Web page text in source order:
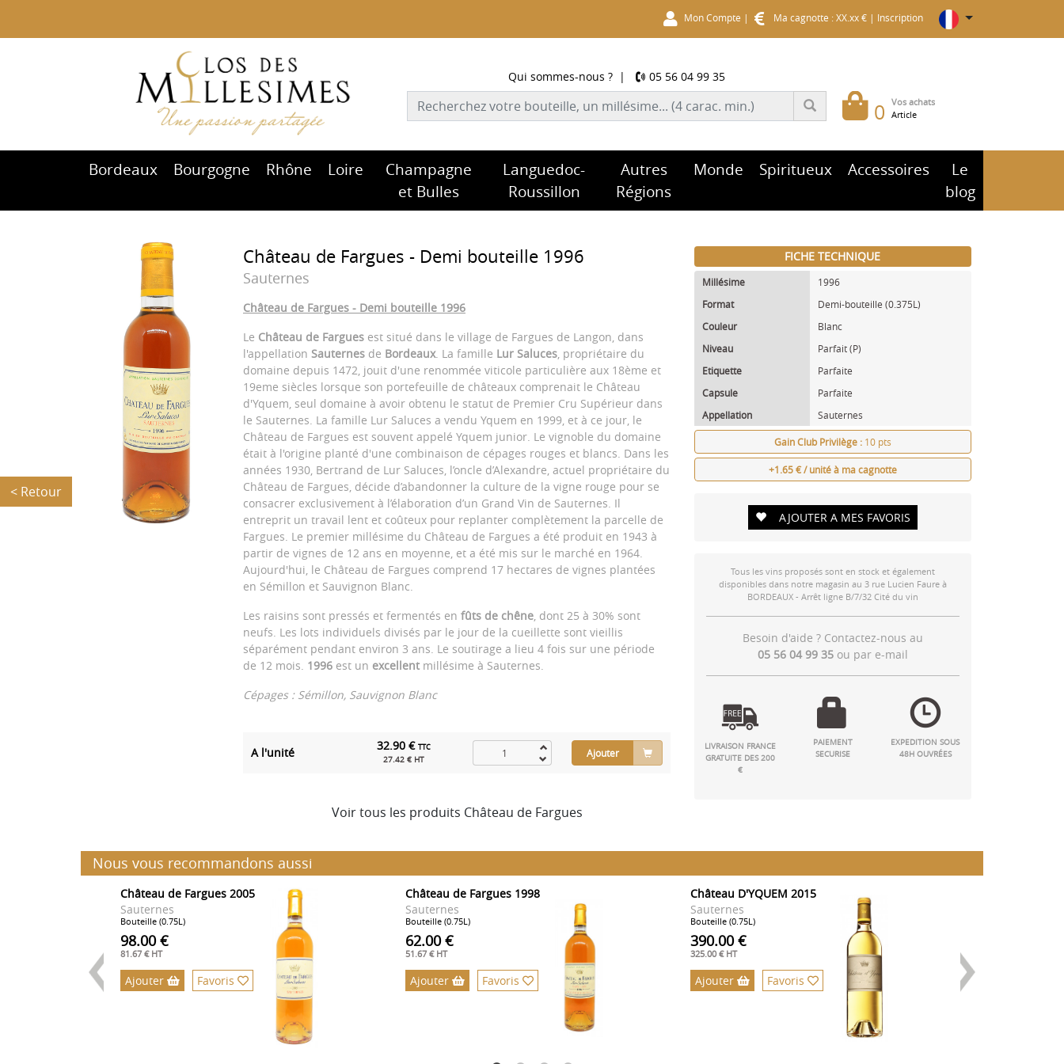
Mon Compte | Ma cagnotte : XX.xx € | Inscription
0 Vos achats
Article
Qui sommes-nous ?| 05 56 04 99 35
Bordeaux Bourgogne Rhône Loire
Champagne
et Bulles
Languedoc-
Roussillon
Autres
Régions
Monde Spiritueux Accessoires
Le
blog
< Retour
Château de Fargues - Demi bouteille 1996
Sauternes
Château de Fargues - Demi bouteille 1996
Le Château de Fargues est situé dans le village de Fargues de Langon, dans
l'appellation Sauternes de Bordeaux. La famille Lur Saluces, propriétaire du
domaine depuis 1472, jouit d'une renommée viticole particulière aux 18ème et
19eme siècles lorsque son portefeuille de châteaux comprenait le Château
d'Yquem, seul domaine à avoir obtenu le statut de Premier Cru Supérieur dans
le Sauternes. La famille Lur Saluces a vendu Yquem en 1999, et à ce jour, le
Château de Fargues est souvent appelé Yquem junior. Le vignoble du domaine
était à l'origine planté d'une combinaison de cépages rouges et blancs. Dans les
années 1930, Bertrand de Lur Saluces, l’oncle d’Alexandre, actuel propriétaire du
Château de Fargues, décide d’abandonner la culture de la vigne rouge pour se
consacrer exclusivement à l’élaboration d’un Grand Vin de Sauternes. Il
entreprit un travail lent et coûteux pour replanter complètement la parcelle de
Fargues. Le premier millésime du Château de Fargues a été produit en 1943 à
partir de vignes de 12 ans en moyenne, et a été mis sur le marché en 1964.
Aujourd'hui, le Château de Fargues comprend 17 hectares de vignes plantées
en Sémillon et Sauvignon Blanc.
Les raisins sont pressés et fermentés en fûts de chêne, dont 25 à 30% sont
neufs. Les lots individuels divisés par le jour de la cueillette sont vieillis
séparément pendant environ 3 ans. Le soutirage a lieu 4 fois sur une période
de 12 mois. 1996 est un excellent millésime à Sauternes.
Cépages : Sémillon, Sauvignon Blanc
A l'unité 32.90 € TTC
27.42 € HT
Ajouter
Voir tous les produits Château de Fargues
FICHE TECHNIQUE
Millésime
1996
Format
Demi-bouteille (0.375L)
Couleur
Blanc
Niveau
Parfait (P)
Etiquette
Parfaite
Capsule
Parfaite
Appellation
Sauternes
Gain Club Privilège : 10 pts
+1.65 € / unité à ma cagnotte
AJOUTER A MES FAVORIS
Tous les vins proposés sont en stock et également
disponibles dans notre magasin au 3 rue Lucien Faure à
BORDEAUX - Arrêt ligne B/7/32 Cité du vin
Besoin d'aide ? Contactez-nous au
05 56 04 99 35ou par e-mail
LIVRAISON FRANCE
GRATUITE DES 200
€
PAIEMENT
SECURISE
EXPEDITION SOUS
48H OUVRÉES
Nous vous recommandons aussi
Château de Fargues 2005
Sauternes
Bouteille (0.75L)
98.00 €
81.67 € HT
Ajouter Favoris
Château de Fargues 1998
Sauternes
Bouteille (0.75L)
62.00 €
51.67 € HT
Ajouter Favoris
Château D'YQUEM 2015
Sauternes
Bouteille (0.75L)
390.00 €
325.00 € HT
Ajouter Favoris